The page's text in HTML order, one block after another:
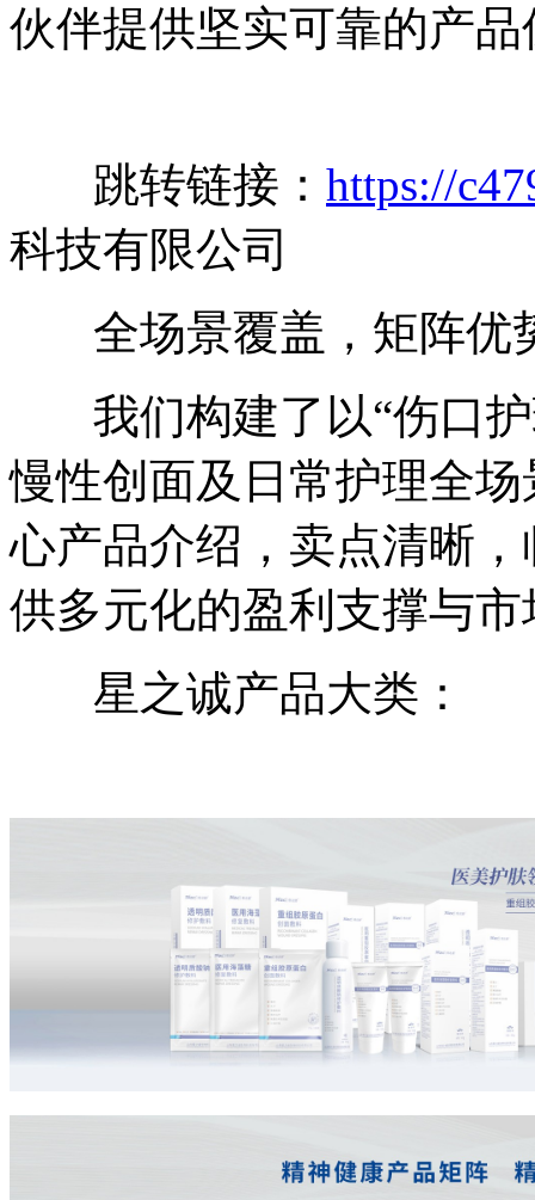
伙伴提供坚实可靠的产
跳转链接： https://
科技有限公司
全场景覆盖，矩阵优
我们构建了以“伤口护
慢性创面及日常护理全
心产品介绍，卖点清晰
供多元化的盈利支撑与
星之诚产品大类：